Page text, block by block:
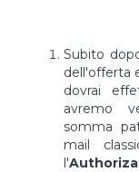
Subito
dell'offerta
dovrai
avremo
somma
mail
l'